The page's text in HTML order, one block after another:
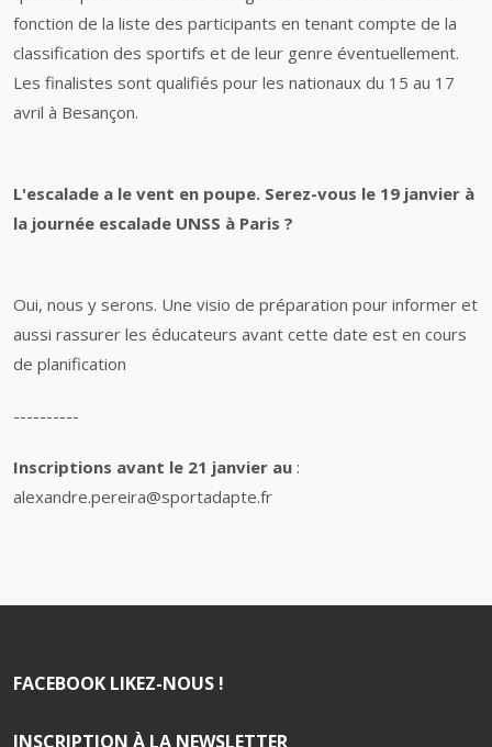
fonction de la liste des participants en tenant compte de la
classification des sportifs et de leur genre éventuellement.
Les finalistes sont qualifiés pour les nationaux du 15 au 17
avril à Besançon.
L'escalade a le vent en poupe. Serez-vous le 19 janvier à
la journée escalade UNSS à Paris ?
Oui, nous y serons. Une visio de préparation pour informer et
aussi rassurer les éducateurs avant cette date est en cours
de planification
----------
Inscriptions avant le 21 janvier au :
alexandre.pereira@sportadapte.fr
FACEBOOK LIKEZ-NOUS !
INSCRIPTION À LA NEWSLETTER